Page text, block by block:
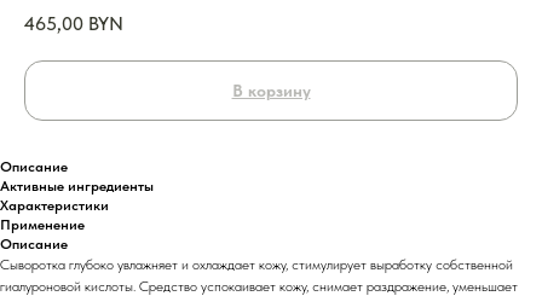
465,00 BYN
В корзину
Описание
Активные ингредиенты
Характеристики
Применение
Описание
Сыворотка глубоко увлажняет и охлаждает кожу, стимулирует выработку собственной
гиалуроновой кислоты. Средство успокаивает кожу, снимает раздражение, уменьшает